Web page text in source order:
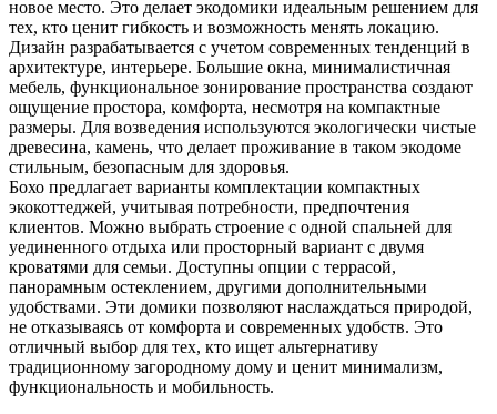
новое место. Это делает экодомики идеальным решением для
тех, кто ценит гибкость и возможность менять локацию.
Дизайн разрабатывается с учетом современных тенденций в
архитектуре, интерьере. Большие окна, минималистичная
мебель, функциональное зонирование пространства создают
ощущение простора, комфорта, несмотря на компактные
размеры. Для возведения используются экологически чистые
древесина, камень, что делает проживание в таком экодоме
стильным, безопасным для здоровья.
Бохо предлагает варианты комплектации компактных
экокоттеджей, учитывая потребности, предпочтения
клиентов. Можно выбрать строение с одной спальней для
уединенного отдыха или просторный вариант с двумя
кроватями для семьи. Доступны опции с террасой,
панорамным остеклением, другими дополнительными
удобствами. Эти домики позволяют наслаждаться природой,
не отказываясь от комфорта и современных удобств. Это
отличный выбор для тех, кто ищет альтернативу
традиционному загородному дому и ценит минимализм,
функциональность и мобильность.